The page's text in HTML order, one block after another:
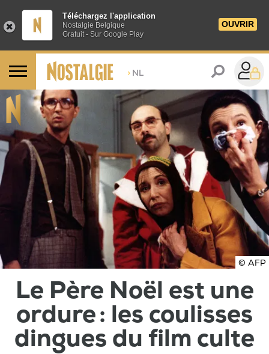
Téléchargez l'application
Nostalgie Belgique
Gratuit - Sur Google Play
OUVRIR
> NL
© AFP
Le Père Noël est une
ordure : les coulisses
dingues du film culte